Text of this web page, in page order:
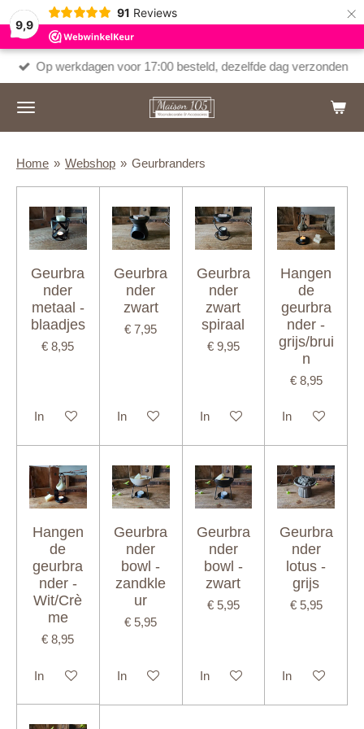
9,9
91 Reviews ×
Op werkdagen voor 17:00 besteld, dezelfde dag verzonden
Home » Webshop » Geurbranders
Geurbra
nder
metaal -
blaadjes
€ 8,95
In winkelwagen
Geurbra
nder
zwart
€ 7,95
In winkelwagen
Geurbra
nder
zwart
spiraal
€ 9,95
In winkelwagen
Hangen
de
geurbra
nder -
grijs/brui
n
€ 8,95
In winkelwagen
Hangen
de
geurbra
nder -
Wit/Crè
me
€ 8,95
In winkelwagen
Geurbra
nder
bowl -
zandkle
ur
€ 5,95
In winkelwagen
Geurbra
nder
bowl -
zwart
€ 5,95
In winkelwagen
Geurbra
nder
lotus -
grijs
€ 5,95
In winkelwagen